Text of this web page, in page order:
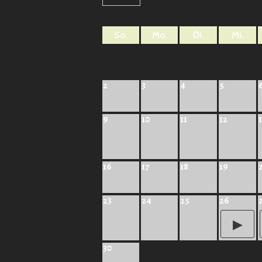
So. Mo. Di. Mi.
2 3 4 5
9 10 11 12
16 17 18 19
23 24 25 26
30